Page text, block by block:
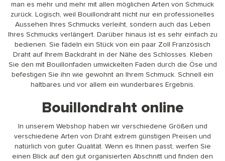
man es mehr und mehr mit allen möglichen Arten von Schmuck
zurück. Logisch, weil Bouillondraht nicht nur ein professionelles
Aussehen Ihres Schmucks verleiht, sondern auch das Leben
Ihres Schmucks verlängert. Darüber hinaus ist es sehr einfach zu
bedienen. Sie fädeln ein Stück von ein paar Zoll Französisch
Draht auf Ihrem Backdraht in der Nähe des Schlosses. Kleben
Sie den mit Bouillonfaden umwickelten Faden durch die Öse und
befestigen Sie ihn wie gewohnt an Ihrem Schmuck. Schnell ein
haltbares und vor allem ein wunderbares Ergebnis.
Bouillondraht online
In unserem Webshop haben wir verschiedene Größen und
verschiedene Arten von Draht extrem günstigen Preisen und
natürlich von guter Qualität. Wenn es Ihnen passt, werfen Sie
einen Blick auf den gut organisierten Abschnitt und finden den